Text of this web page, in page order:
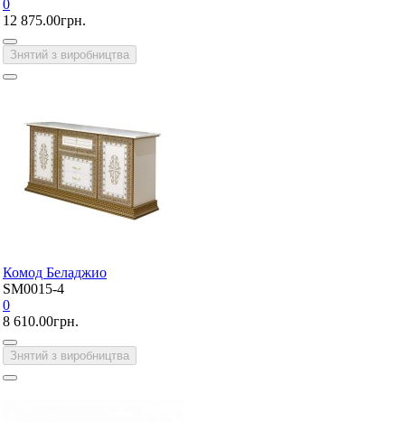
0
12 875.00грн.
Знятий з виробництва
Комод Беладжио
SM0015-4
0
8 610.00грн.
Знятий з виробництва